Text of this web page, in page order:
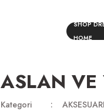
SHOP
HOME
ASLAN VE
Kategori